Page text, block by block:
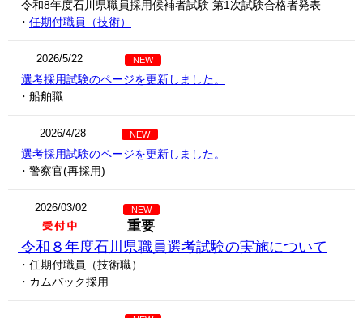
令和8年度石川県職員採用候補者試験 第1次試験合格者発表
・ 任期付職員（技術）
2026/5/22 NEW
選考採用試験のページを更新しました。
・船舶職
2026/4/28 NEW
選考採用試験のページを更新しました。
・警察官(再採用)
2026/03/02 NEW
重要
令和８年度石川県職員選考試験の実施について
・任期付職員（技術職）
・カムバック採用